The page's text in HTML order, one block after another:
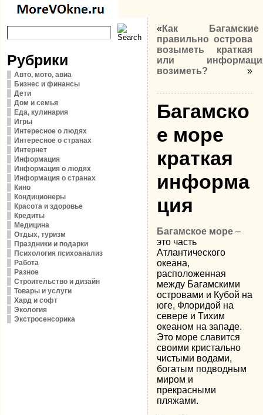
Рубрики
Авто, мото, авиа
Бизнес и финансы
Дети
Дом и семья
Еда, кулинария
Игры
Интересное о людях
Интересное о странах
Интернет
Информация
Информация о людях
Информация о странах
Кино
Кондиционеры
Красота и здоровье
Кредиты
Медицина
Отдых, туризм
Праздники и подарки
Психология психоанализ
Работа
Разное
Строительство и дизайн
Товары и услуги
Хард и софт
Экология
Экстросенсорика
«Как
правильно
возыметь
или
возиметь?
Багамские
острова
краткая
»
Багамско
е море
краткая
информа
ция
Багамское море –
это часть
Атлантического
океана,
расположенная
между Багамскими
островами и Кубой на
юге, Флоридой на
севере и Тихим
океаном на западе.
Это море славится
своими кристально
чистыми водами,
богатым подводным
миром и
прекрасными
пляжами.